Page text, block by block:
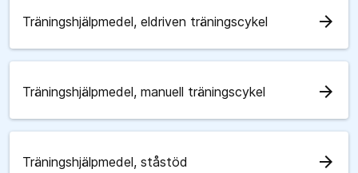
Träningshjälpmedel, eldriven träningscykel arrow_forward
Träningshjälpmedel, manuell träningscykel arrow_forward
Träningshjälpmedel, ståstöd arrow_forward